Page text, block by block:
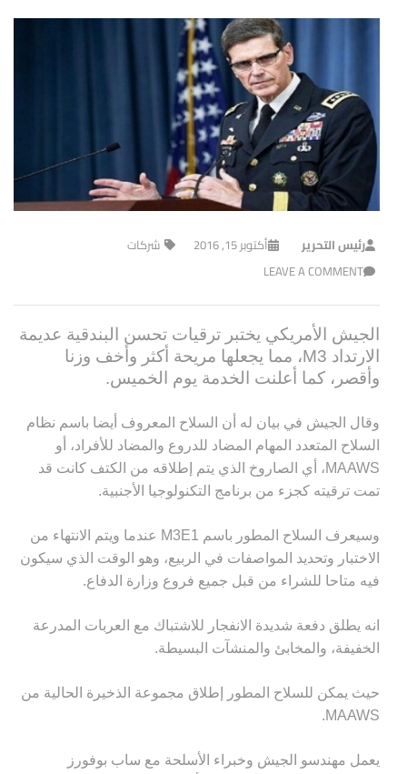
رئيس التحرير أكتوبر 15, 2016
شركات
LEAVE A COMMENT
الجيش الأمريكي يختبر ترقيات تحسن البندقية عديمة
الارتداد M3، مما يجعلها مريحة أكثر وأخف وزنا
وأقصر، كما أعلنت الخدمة يوم الخميس.
وقال الجيش في بيان له أن السلاح المعروف أيضا باسم نظام
السلاح المتعدد المهام المضاد للدروع والمضاد للأفراد، أو
MAAWS، أي الصاروخ الذي يتم إطلاقه من الكتف كانت قد
تمت ترقيته كجزء من برنامج التكنولوجيا الأجنبية.
وسيعرف السلاح المطور باسم M3E1 عندما ويتم الانتهاء من
الاختبار وتحديد المواصفات في الربيع، وهو الوقت الذي سيكون
فيه متاحا للشراء من قبل جميع فروع وزارة الدفاع.
انه يطلق دفعة شديدة الانفجار للاشتباك مع العربات المدرعة
الخفيفة، والمخابئ والمنشآت البسيطة.
حيث يمكن للسلاح المطور إطلاق مجموعة الذخيرة الحالية من
MAAWS.
يعمل مهندسو الجيش وخبراء الأسلحة مع ساب بوفورز